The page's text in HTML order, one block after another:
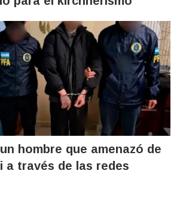
hombre que amenazó de
a través de las redes